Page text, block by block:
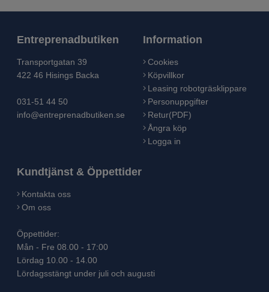
Entreprenadbutiken
Transportgatan 39
422 46 Hisings Backa
031-51 44 50
info@entreprenadbutiken.se
Information
Cookies
Köpvillkor
Leasing robotgräsklippare
Personuppgifter
Retur(PDF)
Ångra köp
Logga in
Kundtjänst & Öppettider
Kontakta oss
Om oss
Öppettider:
Mån - Fre 08.00 - 17:00
Lördag 10.00 - 14.00
Lördagsstängt under juli och augusti